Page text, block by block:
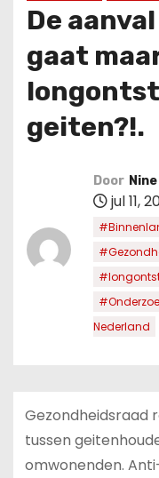
De
gaat
geiten?!.
Door
jul 11,
Nederland
Gezondheidsraad
tussen
omwonenden.